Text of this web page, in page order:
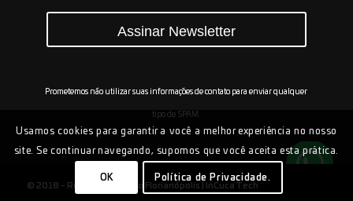
Assinar Newsletter
Prometemos não utilizar suas informações de contato para enviar qualquer
tipo de SPAM.
© 2018 - Rede de Inovação Florianópolis | InCuca Tech
Usamos cookies para garantir a você a melhor experiência no nosso
site. Se continuar navegando, supomos que você aceita esta prática.
OK Política de Privacidade.